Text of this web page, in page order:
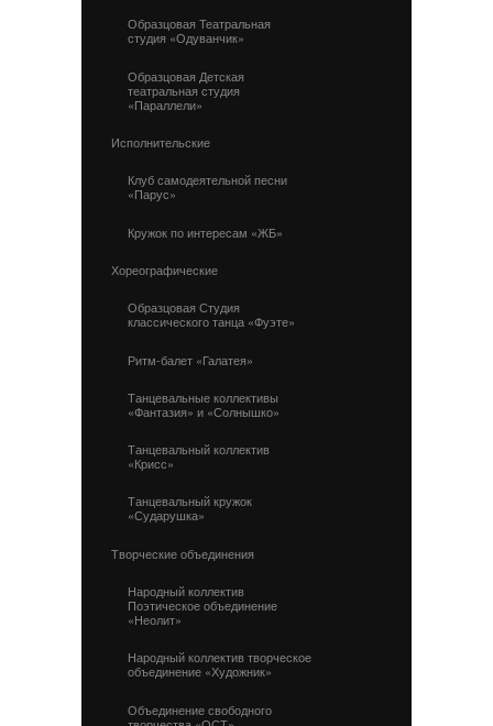
Образцовая Театральная
студия «Одуванчик»
Образцовая Детская
театральная студия
«Параллели»
Исполнительские
Клуб самодеятельной песни
«Парус»
Кружок по интересам «ЖБ»
Хореографические
Образцовая Студия
классического танца «Фуэте»
Ритм-балет «Галатея»
Танцевальные коллективы
«Фантазия» и «Солнышко»
Танцевальный коллектив
«Крисс»
Танцевальный кружок
«Сударушка»
Творческие объединения
Народный коллектив
Поэтическое объединение
«Неолит»
Народный коллектив творческое
объединение «Художник»
Объединение свободного